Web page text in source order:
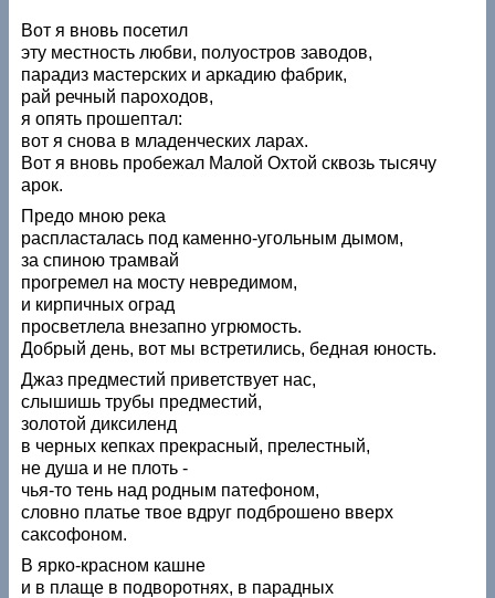
Вот я вновь посетил
эту местность любви, полуостров заводов,
парадиз мастерских и аркадию фабрик,
рай речный пароходов,
я опять прошептал:
вот я снова в младенческих ларах.
Вот я вновь пробежал Малой Охтой сквозь тысячу
арок.
Предо мною река
распласталась под каменно-угольным дымом,
за спиною трамвай
прогремел на мосту невредимом,
и кирпичных оград
просветлела внезапно угрюмость.
Добрый день, вот мы встретились, бедная юность.
Джаз предместий приветствует нас,
слышишь трубы предместий,
золотой диксиленд
в черных кепках прекрасный, прелестный,
не душа и не плоть -
чья-то тень над родным патефоном,
словно платье твое вдруг подброшено вверх
саксофоном.
В ярко-красном кашне
и в плаще в подворотнях, в парадных